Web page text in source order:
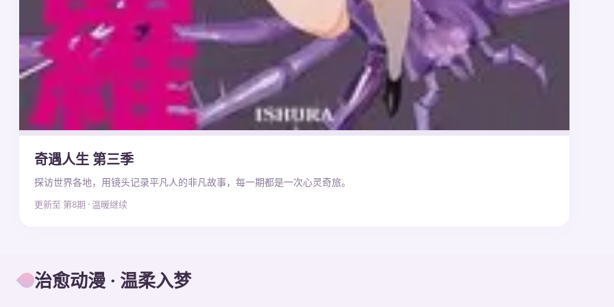
奇遇人生 第三季
探访世界各地，用镜头记录平凡人的非凡故事，每一期都是一次心灵奇旅。
更新至 第8期 · 温暖继续
治愈动漫 · 温柔入梦